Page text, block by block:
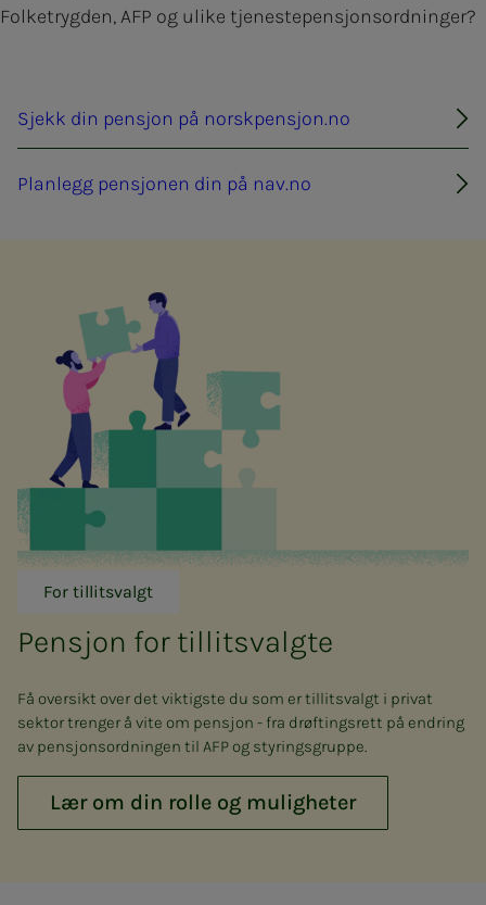
Folketrygden, AFP og ulike tjenestepensjonsordninger?
Sjekk din pensjon på norskpensjon.no
Planlegg pensjonen din på nav.no
For tillitsvalgt
Pensjon for tillitsvalgte
Få oversikt over det viktigste du som er tillitsvalgt i privat
sektor trenger å vite om pensjon - fra drøftingsrett på endring
av pensjonsordningen til AFP og styringsgruppe.
Lær om din rolle og muligheter